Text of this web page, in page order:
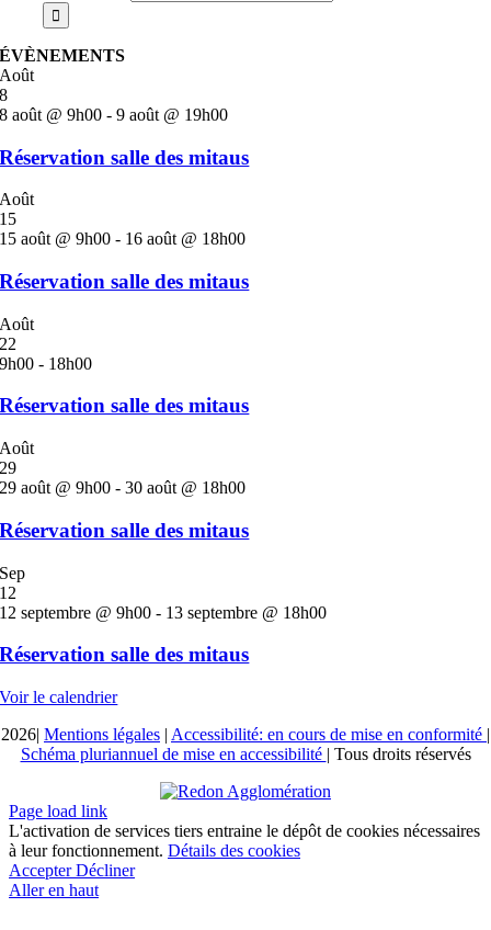
ÉVÈNEMENTS
Août
8
8 août @ 9h00 -9 août @ 19h00
Réservation salle des mitaus
Août
15
15 août @ 9h00 - 16 août @ 18h00
Réservation salle des mitaus
Août
22
9h00 - 18h00
Réservation salle des mitaus
Août
29
29 août @ 9h00 -30 août @ 18h00
Réservation salle des mitaus
Sep
12
12 septembre @ 9h00 - 13 septembre @ 18h00
Réservation salle des mitaus
Voir le calendrier
2026| Mentions légales | Accessibilité: en cours de mise en conformité |
Schéma pluriannuel de mise en accessibilité | Tous droits réservés
Page load link
L'activation de services tiers entraine le dépôt de cookies nécessaires
à leur fonctionnement. Détails des cookies
AccepterDécliner
Aller en haut